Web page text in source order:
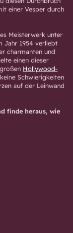
einer Vesper durch
Meisterwerk unter
Jahr 1954 verliebt
charmanten und
einen dieser
Hollywood-
Schwierigkeiten
auf der Leinwand
finde heraus, wie